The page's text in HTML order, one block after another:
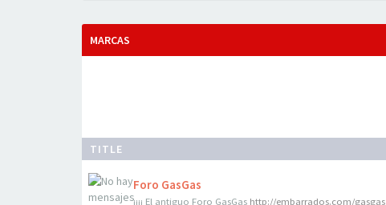
MARCAS
TITLE
Foro GasGas
¡¡¡¡ El antiguo Foro GasGas http://embarrados.com/gasgas